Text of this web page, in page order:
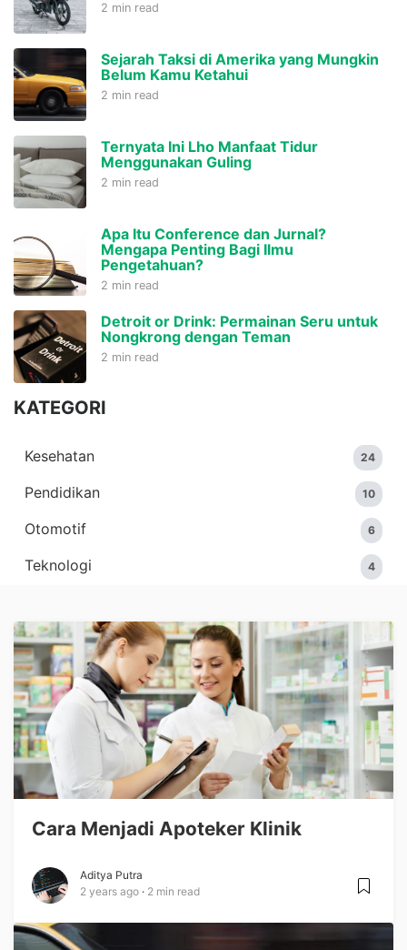
2 min read
Sejarah Taksi di Amerika yang Mungkin
Belum Kamu Ketahui
2 min read
Ternyata Ini Lho Manfaat Tidur
Menggunakan Guling
2 min read
Apa Itu Conference dan Jurnal?
Mengapa Penting Bagi Ilmu
Pengetahuan?
2 min read
Detroit or Drink: Permainan Seru untuk
Nongkrong dengan Teman
2 min read
KATEGORI
Kesehatan 24
Pendidikan 10
Otomotif 6
Teknologi 4
Cara Menjadi Apoteker Klinik
Aditya Putra
2 years ago
2 min read